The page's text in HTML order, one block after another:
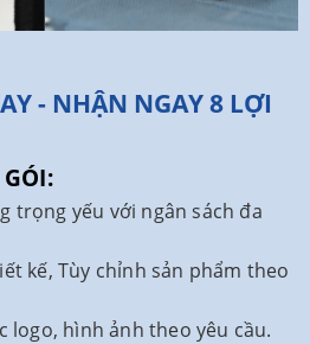
- NHẬN NGAY 8 LỢI
trọng yếu với ngân sách đa
kế, Tùy chỉnh sản phẩm theo
logo, hình ảnh theo yêu cầu.